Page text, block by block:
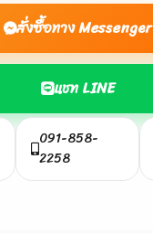
สั่งซื้อทาง Messenger
แชท LINE
091-858-
2258